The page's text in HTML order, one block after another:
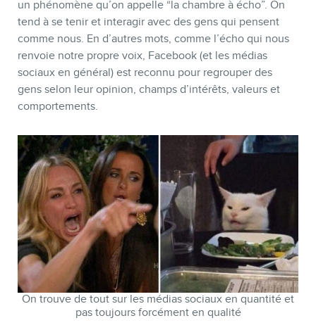
un phénomène qu’on appelle “la chambre à écho”. On
tend à se tenir et interagir avec des gens qui pensent
comme nous. En d’autres mots, comme l’écho qui nous
renvoie notre propre voix, Facebook (et les médias
sociaux en général) est reconnu pour regrouper des
gens selon leur opinion, champs d’intérêts, valeurs et
comportements.
On trouve de tout sur les médias sociaux en quantité et
pas toujours forcément en qualité